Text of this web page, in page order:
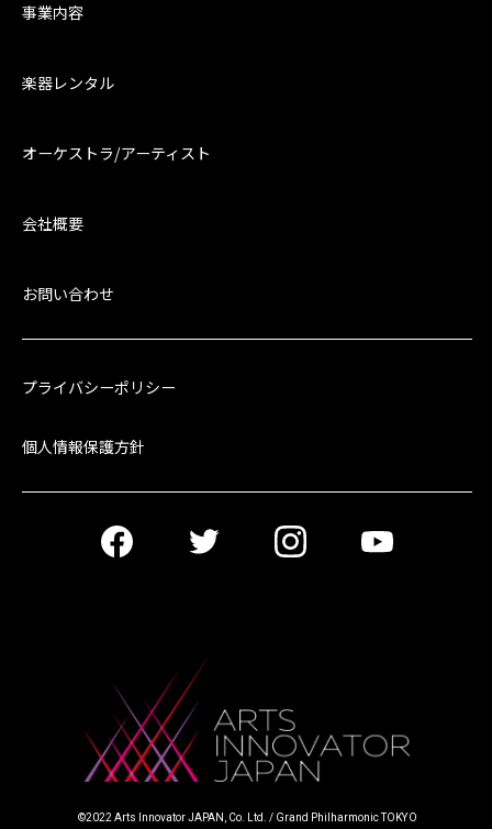
事業内容
楽器レンタル
オーケストラ/アーティスト
会社概要
お問い合わせ
プライバシーポリシー
個人情報保護方針
©︎2022 Arts Innovator JAPAN, Co. Ltd. / Grand Philharmonic TOKYO